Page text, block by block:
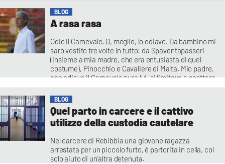
BLOG
A rasa rasa
Odio il Carnevale. O, meglio, lo odiavo. Da bambino mi
sarò vestito tre volte in tutto: da Spaventapasseri
(insieme a mia madre, che era entusiasta di quel
costume), Pinocchio e Cavaliere di Malta. Mio padre,
che odiava il Carnevale pure lui, si limitava a scattare
le foto. A pensarci bene odiare non è il verbo adatto.
Perché,
BLOG
Quel parto in carcere e il cattivo
utilizzo della custodia cautelare
Nel carcere di Rebibbia una giovane ragazza
arrestata per un piccolo furto, è partorita in cella, col
solo aiuto di un’altra detenuta.